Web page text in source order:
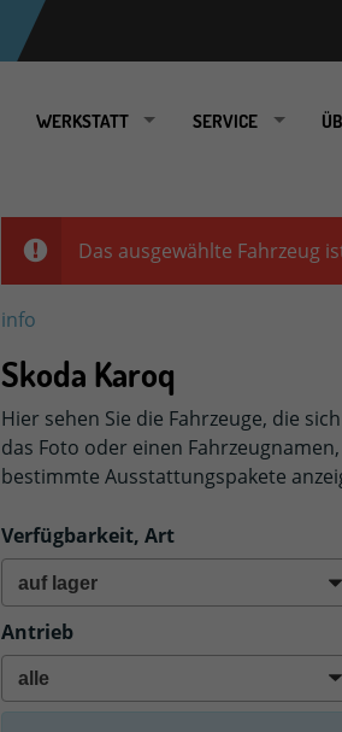
WERKSTATT SERVICE
Das ausgewählte Fahrzeug
info
Skoda Karoq
Hier sehen Sie die Fahrzeuge, die
das Foto oder einen
bestimmte Ausstattungspakete
Verfügbarkeit, Art
Antrieb